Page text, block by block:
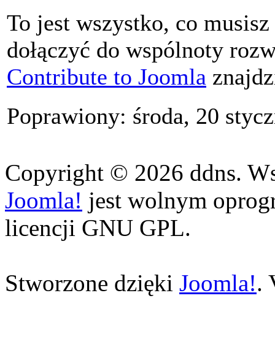
To jest wszystko, co
dołączyć do wspólnoty
Contribute to Joomla
Poprawiony: środa, 20
Copyright © 2026 ddns.
Joomla! jest wolnym
licencji GNU GPL.
Stworzone dzięki Joomla!.